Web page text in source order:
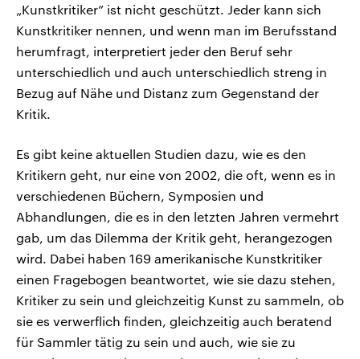
„Kunstkritiker” ist nicht geschützt. Jeder kann sich
Kunstkritiker nennen, und wenn man im Berufsstand
herumfragt, interpretiert jeder den Beruf sehr
unterschiedlich und auch unterschiedlich streng in
Bezug auf Nähe und Distanz zum Gegenstand der
Kritik.
Es gibt keine aktuellen Studien dazu, wie es den
Kritikern geht, nur eine von 2002, die oft, wenn es in
verschiedenen Büchern, Symposien und
Abhandlungen, die es in den letzten Jahren vermehrt
gab, um das Dilemma der Kritik geht, herangezogen
wird. Dabei haben 169 amerikanische Kunstkritiker
einen Fragebogen beantwortet, wie sie dazu stehen,
Kritiker zu sein und gleichzeitig Kunst zu sammeln, ob
sie es verwerflich finden, gleichzeitig auch beratend
für Sammler tätig zu sein und auch, wie sie zu